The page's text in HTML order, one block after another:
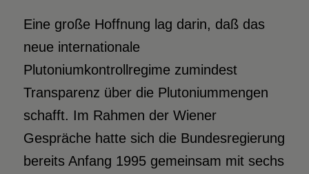
Eine große Hoffnung lag darin, daß das
neue internationale
Plutoniumkontrollregime zumindest
Transparenz über die Plutoniummengen
schafft. Im Rahmen der Wiener
Gespräche hatte sich die Bundesregierung
bereits Anfang 1995 gemeinsam mit sechs